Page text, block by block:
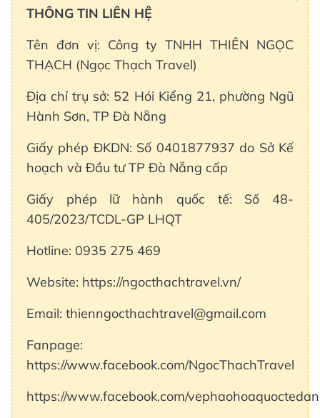
THÔNG TIN LIÊN HỆ
Tên đơn vị: Công ty TNHH THIÊN NGỌC
THẠCH (Ngọc Thạch Travel)
Địa chỉ trụ sở: 52 Hói Kiểng 21, phường Ngũ
Hành Sơn, TP Đà Nẵng
Giấy phép ĐKDN: Số 0401877937 do Sở Kế
hoạch và Đầu tư TP Đà Nẵng cấp
Giấy phép lữ hành quốc tế: Số 48-
405/2023/TCDL-GP LHQT
Hotline: 0935 275 469
Website: https://ngocthachtravel.vn/
Email: thienngocthachtravel@gmail.com
Fanpage:
https://www.facebook.com/NgocThachTravel
https://www.facebook.com/